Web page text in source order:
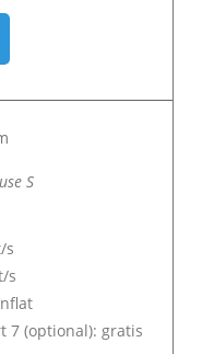
S
s
s
7 (optional): gratis